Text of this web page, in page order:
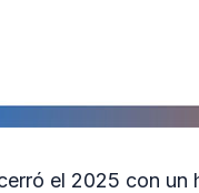
el 2025 con un